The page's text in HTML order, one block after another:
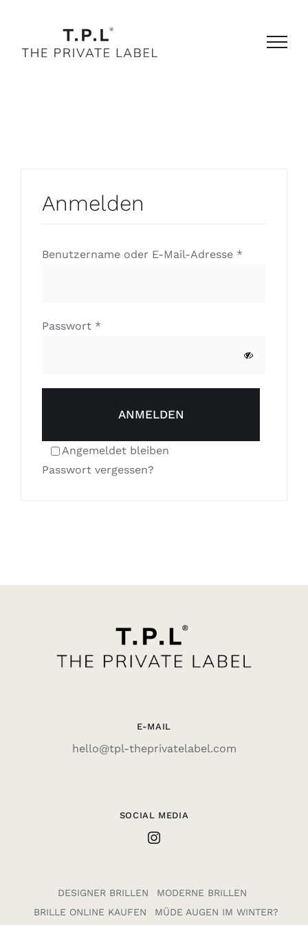
springen
Anmelden
Benutzername oder E-Mail-Adresse *
Passwort *
Angemeldet bleiben
ANMELDEN
Passwort vergessen?
E-MAIL
hello@tpl-theprivatelabel.com
SOCIAL MEDIA
DESIGNER BRILLEN
MODERNE BRILLEN
BRILLE ONLINE KAUFEN
MÜDE AUGEN IM WINTER?